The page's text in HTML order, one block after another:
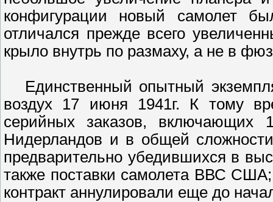
конфигурации новый самолет
отличался прежде всего
крыло внутрь по размаху, а не в
Единственный опытный
воздух 17 июня 1941г. К тому
серийных заказов,
Нидерландов и в общей
предварительно убедившихся в
также поставки самолета ВВС
контракт аннулировали еще до